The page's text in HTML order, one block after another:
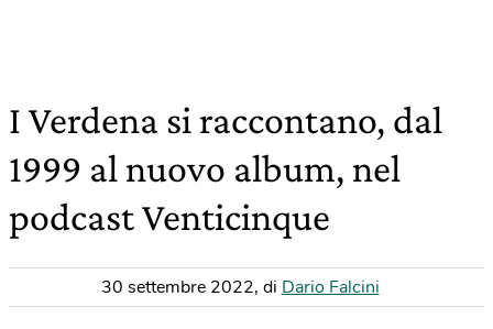
I Verdena si raccontano, dal
1999 al nuovo album, nel
podcast Venticinque
30 settembre 2022, di Dario Falcini